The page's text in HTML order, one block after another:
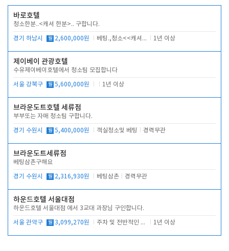
바로호텔
청소한분..<캐셔 한분>.. 구합니다.
경기 하남시 월 2,600,000원 베팅.,청소<<캐셔 모셔봅니다. 1년 이상
제이베이 관광호텔
수유제이베이호텔에서 청소팀 모집합니다
서울 강북구 월 5,600,000원 1년 이상
브라운도트호텔 세류점
부부또는 자매 청소팀 구합니다.
경기 수원시 월 5,400,000원 객실청소및 베팅 경력무관
브라운도트세류점
베팅삼촌구해요
경기 수원시 월 2,316,930원 베팅삼촌 경력무관
하운드호텔 서울대점
하운드호텔 서울대점 에서 3교대 과장님 구인합니다.
서울 관악구 월 3,099,270원 주차 및 전반적인 당번업무 1년 이상